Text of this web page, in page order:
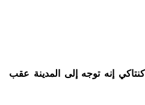
إنه توجه إلى المدينة عقب